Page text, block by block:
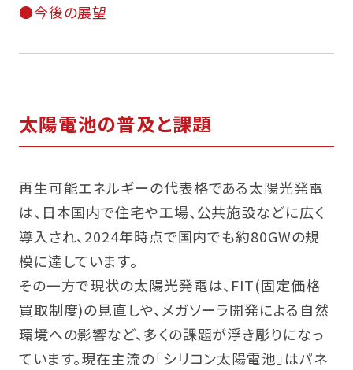
●今後の展望
太陽電池の普及と課題
再生可能エネルギーの代表格である太陽光発電
は、日本国内で住宅や工場、公共施設などに広く
導入され、2024年時点で国内でも約80GWの規
模に達しています。
その一方で現状の太陽光発電は、FIT(固定価格
買取制度)の見直しや、メガソーラ開発による自然
環境への影響など、多くの課題が浮き彫りになっ
ています。現在主流の「シリコン太陽電池」はパネ